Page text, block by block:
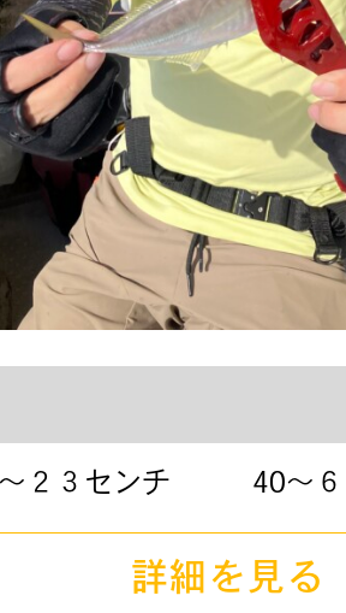
２３センチ 40〜
詳細を見る